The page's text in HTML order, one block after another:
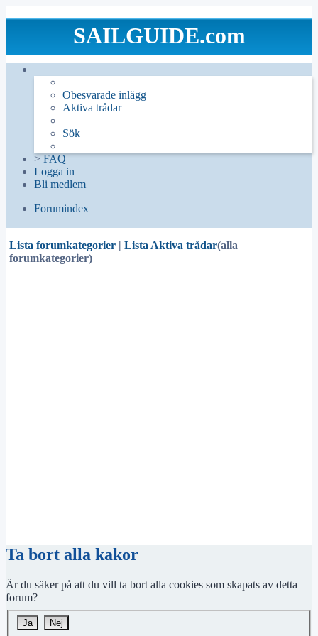
SAILGUIDE.com
Obesvarade inlägg
Aktiva trådar
Sök
>FAQ
Logga in
Bli medlem
Forumindex
Sök
Lista forumkategorier | Lista Aktiva trådar(alla
forumkategorier)
Ta bort alla kakor
Är du säker på att du vill ta bort alla cookies som skapats av detta
forum?